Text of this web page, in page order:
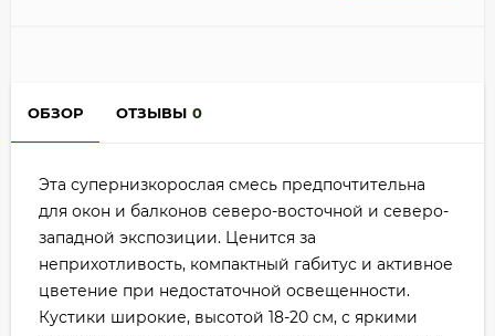
ОБЗОР ОТЗЫВЫ 0
Эта супернизкорослая смесь предпочтительна
для окон и балконов северо-восточной и северо-
западной экспозиции. Ценится за
неприхотливость, компактный габитус и активное
цветение при недостаточной освещенности.
Кустики широкие, высотой 18-20 см, с яркими